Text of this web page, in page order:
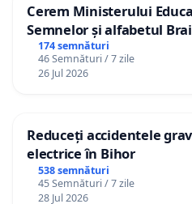
Cerem Ministerului
Semnelor și alfabetul
Republica Moldova!
174 semnături
46 Semnături / 7 zile
26 Jul 2026
Reduceți accidentele
electrice în Bihor
538 semnături
45 Semnături / 7 zile
28 Jul 2026